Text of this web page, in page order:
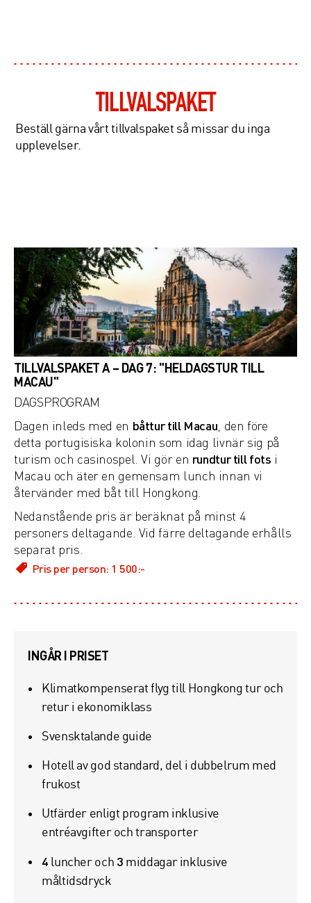
Resa
Önskad reseperiod
Antal resenärer
TILLVALSPAKET
Beställ gärna vårt tillvalspaket så missar du inga
upplevelser.
TILLVALSPAKET A – DAG 7: "HELDAGSTUR TILL
MACAU"
DAGSPROGRAM
Dagen inleds med en båttur till Macau , den före
detta portugisiska kolonin som idag livnär sig på
turism och casinospel. Vi gör en rundtur till fots i
Macau och äter en gemensam lunch innan vi
återvänder med båt till Hongkong.
Nedanstående pris är beräknat på minst 4
personers deltagande. Vid färre deltagande erhålls
separat pris.
Pris per person: 1 500:-
INGÅR I PRISET
Klimatkompenserat flyg till Hongkong tur och
retur i ekonomiklass
Svensktalande guide
Hotell av god standard, del i dubbelrum med
frukost
Utfärder enligt program inklusive
entréavgifter och transporter
4 luncher och 3 middagar inklusive
måltidsdryck